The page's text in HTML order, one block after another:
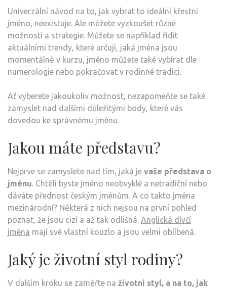
Univerzální návod na to, jak vybrat to ideální křestní
jméno, neexistuje. Ale můžete vyzkoušet různé
možnosti a strategie. Můžete se například řídit
aktuálními trendy, které určují, jaká jména jsou
momentálně v kurzu, jméno můžete také vybírat dle
numerologie nebo pokračovat v rodinné tradici.
Ať vyberete jakoukoliv možnost, nezapomeňte se také
zamyslet nad dalšími důležitými body, které vás
dovedou ke správnému jménu.
Jakou máte představu?
Nejprve se zamyslete nad tím, jaká je vaše představa o
jménu. Chtěli byste jméno neobvyklé a netradiční nebo
dáváte přednost českým jménům. A co takto jména
mezinárodní? Některá z nich nejsou na první pohled
poznat, že jsou cizí a až tak odlišná. Anglická dívčí
jména mají své vlastní kouzlo a jsou velmi oblíbená.
Jaký je životní styl rodiny?
V dalším kroku se zaměřte na životní styl, a na to, jak